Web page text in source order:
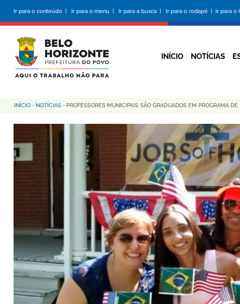
conteúdo
principal
Ir para o conteúdo | Ir para o menu | Ir para a busca | Ir para o rodapé | Ir para o
INÍCIO NOTÍCIAS
Trilha
de
navegação
INÍCIO - NOTÍCIAS - PROFESSORES MUNICIPAIS SÃO GRADUADOS EM PROGRAMA DE